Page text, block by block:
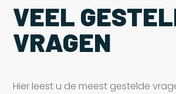
VEEL
VRAGEN
Hier leest u de meest gestelde